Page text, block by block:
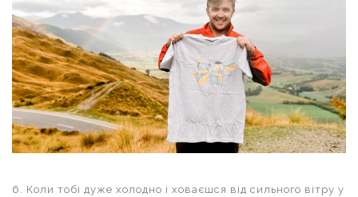
6. Коли тобі дуже холодно і ховаєшся від сильного вітру у